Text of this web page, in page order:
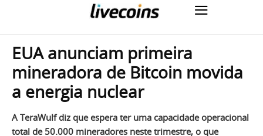
EUA anunciam primeira
mineradora de Bitcoin movida
a energia nuclear
A TeraWulf diz que espera ter uma capacidade operacional
total de 50.000 mineradores neste trimestre, o que